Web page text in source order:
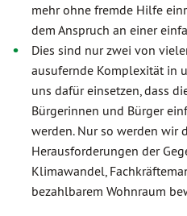
mehr ohne fremde Hilfe
dem Anspruch an einer
Dies sind nur zwei von
ausufernde Komplexität in
uns dafür einsetzen, dass
Bürgerinnen und Bürger
werden. Nur so werden wir
Herausforderungen der
Klimawandel,
bezahlbarem Wohnraum